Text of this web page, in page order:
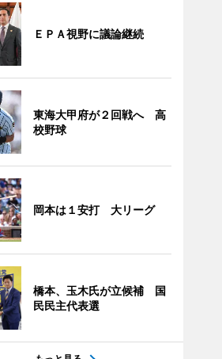
ＥＰＡ視野に議論継続
東海大甲府が２回戦へ 高
校野球
岡本は１安打 大リーグ
橋本、玉木氏が立候補 国
民民主代表選